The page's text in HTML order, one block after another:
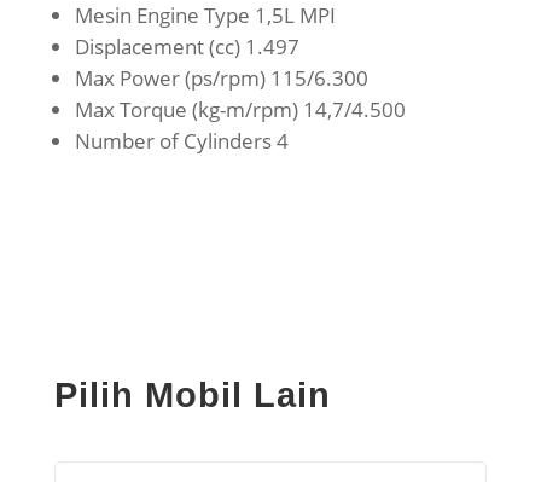
Mesin Engine Type 1,5L MPI
Displacement (cc) 1.497
Max Power (ps/rpm) 115/6.300
Max Torque (kg-m/rpm) 14,7/4.500
Number of Cylinders 4
Pilih Mobil Lain